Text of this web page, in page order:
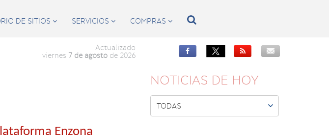
DE SITIOS  SERVICIOS  COMPRAS  
Actualizado
viernes 7 de agostode 2026


Enzona
NOTICIAS DE HOY
TODAS 